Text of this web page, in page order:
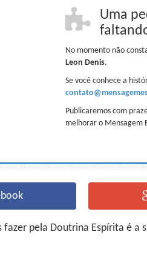
Uma
No momento não
Leon Denis.
Se você conhece a
Publicaremos com
melhorar o Mensagem
pela Doutrina Espírita é a